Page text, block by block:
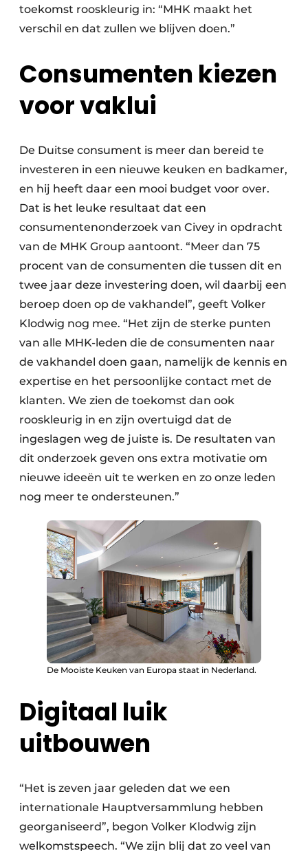
toekomst rooskleurig in: “MHK maakt het
verschil en dat zullen we blijven doen.”
Consumenten kiezen
voor vaklui
De Duitse consument is meer dan bereid te
investeren in een nieuwe keuken en badkamer,
en hij heeft daar een mooi budget voor over.
Dat is het leuke resultaat dat een
consumentenonderzoek van Civey in opdracht
van de MHK Group aantoont. “Meer dan 75
procent van de consumenten die tussen dit en
twee jaar deze investering doen, wil daarbij een
beroep doen op de vakhandel”, geeft Volker
Klodwig nog mee. “Het zijn de sterke punten
van alle MHK-leden die de consumenten naar
de vakhandel doen gaan, namelijk de kennis en
expertise en het persoonlijke contact met de
klanten. We zien de toekomst dan ook
rooskleurig in en zijn overtuigd dat de
ingeslagen weg de juiste is. De resultaten van
dit onderzoek geven ons extra motivatie om
nieuwe ideeën uit te werken en zo onze leden
nog meer te ondersteunen.”
De Mooiste Keuken van Europa staat in Nederland.
Digitaal luik
uitbouwen
“Het is zeven jaar geleden dat we een
internationale Hauptversammlung hebben
georganiseerd”, begon Volker Klodwig zijn
welkomstspeech. “We zijn blij dat zo veel van